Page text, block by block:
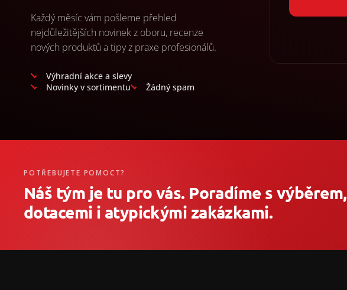
Každý měsíc vám pošleme přehled
nejdůležitějších novinek z oboru, recenze
nových produktů a tipy z praxe profesionálů.
Výhradní akce a slevy
Novinky v sortimentu
Žádný spam
POTŘEBUJETE POMOCT?
Náš tým je tu pro vás. Poradíme s výběrem,
dotacemi i atypickými zakázkami.